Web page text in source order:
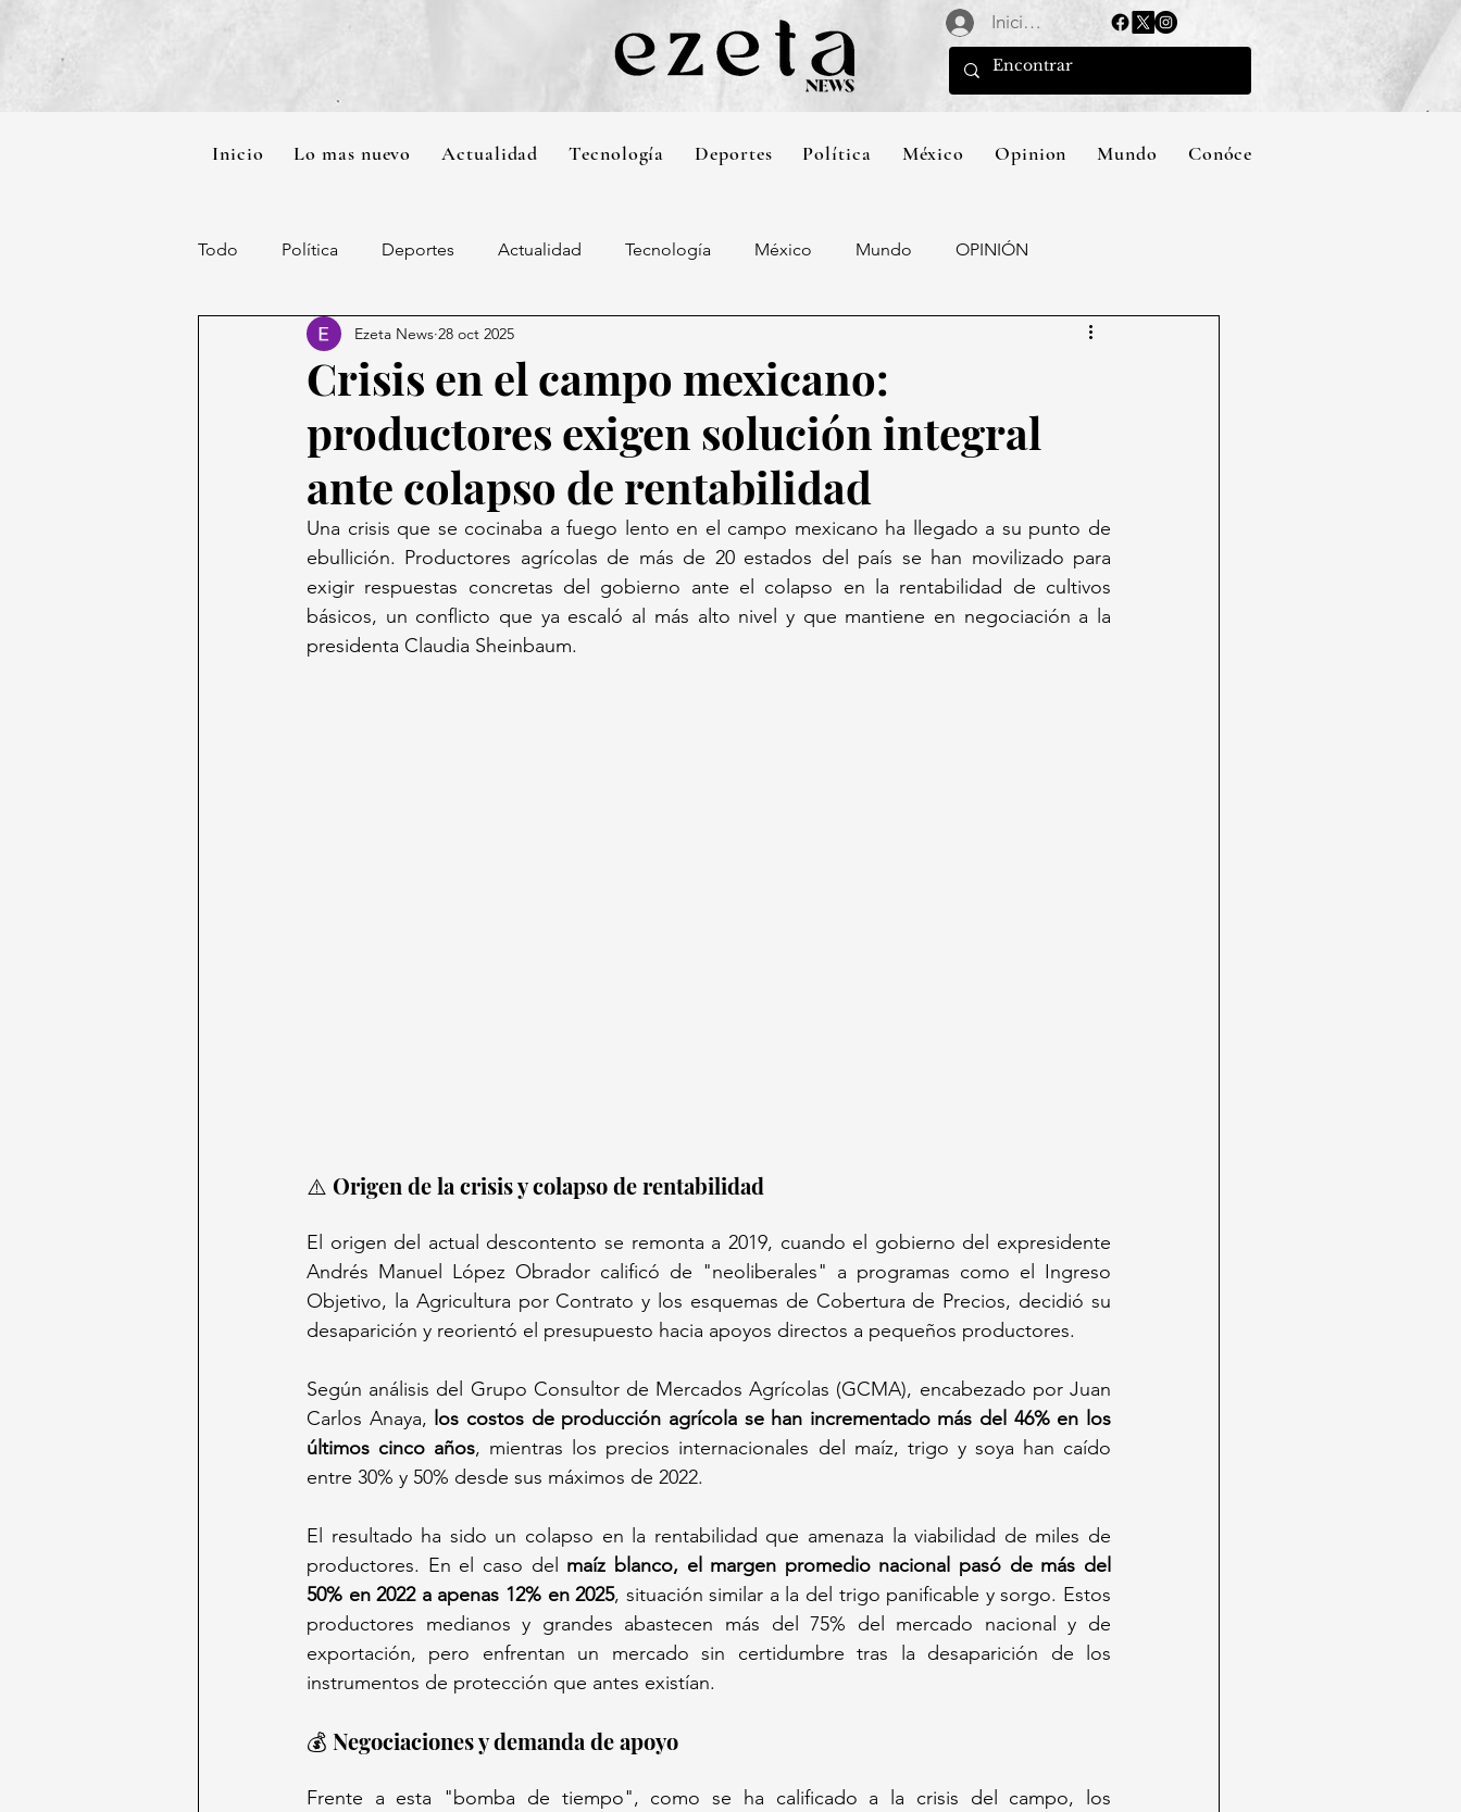
Iniciar sesión
Inicio Lo mas nuevo Actualidad Tecnología Deportes Política México Opinion Mundo Conócenos
Todo Política Deportes Actualidad Tecnología México Mundo OPINIÓN
Crisis en el campo mexicano:
productores exigen solución integral
ante colapso de rentabilidad
Ezeta News 28 oct 2025
Una crisis que se cocinaba a fuego lento en el campo mexicano ha llegado a su punto de
ebullición. Productores agrícolas de más de 20 estados del país se han movilizado para
exigir respuestas concretas del gobierno ante el colapso en la rentabilidad de cultivos
básicos, un conflicto que ya escaló al más alto nivel y que mantiene en negociación a la
presidenta Claudia Sheinbaum.
⚠️ Origen de la crisis y colapso de rentabilidad
El origen del actual descontento se remonta a 2019, cuando el gobierno del expresidente
Andrés Manuel López Obrador calificó de "neoliberales" a programas como el Ingreso
Objetivo, la Agricultura por Contrato y los esquemas de Cobertura de Precios, decidió su
desaparición y reorientó el presupuesto hacia apoyos directos a pequeños productores.
Según análisis del Grupo Consultor de Mercados Agrícolas (GCMA), encabezado por Juan
Carlos Anaya, los costos de producción agrícola se han incrementado más del 46% en los
últimos cinco años, mientras los precios internacionales del maíz, trigo y soya han caído
entre 30% y 50% desde sus máximos de 2022.
El resultado ha sido un colapso en la rentabilidad que amenaza la viabilidad de miles de
productores. En el caso del maíz blanco, el margen promedio nacional pasó de más del
50% en 2022 a apenas 12% en 2025, situación similar a la del trigo panificable y sorgo. Estos
productores medianos y grandes abastecen más del 75% del mercado nacional y de
exportación, pero enfrentan un mercado sin certidumbre tras la desaparición de los
instrumentos de protección que antes existían.
💰 Negociaciones y demanda de apoyo
Frente a esta "bomba de tiempo", como se ha calificado a la crisis del campo, los